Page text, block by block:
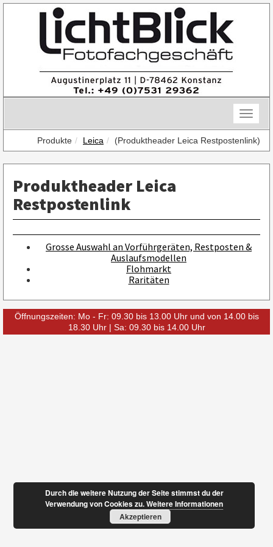
Toggle
Produkte
Leica (Produktheader Leica Restpostenlink)
Produktheader Leica
Restpostenlink
Grosse Auswahl an Vorführgeräten, Restposten &
Auslaufsmodellen
Flohmarkt
Raritäten
Öffnungszeiten: Mo - Fr: 09.30 bis 13.00 Uhr und von 14.00 bis
18.30 Uhr | Sa: 09.30 bis 14.00 Uhr
Durch die weitere Nutzung der Seite stimmst du der
Verwendung von Cookies zu.Weitere Informationen
Akzeptieren